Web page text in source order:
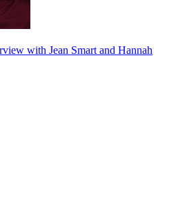
with Jean Smart and Hannah